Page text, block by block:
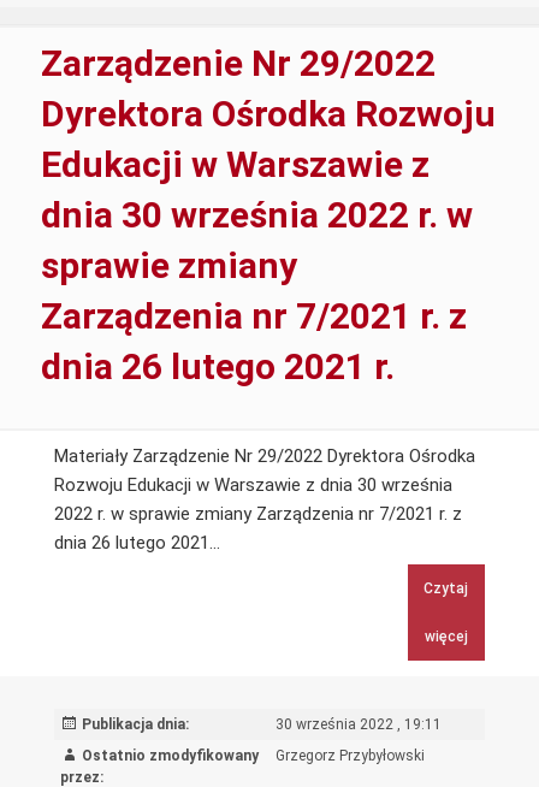
2022r
w
sprawie
powołania
w
ORE
Warszawie
Zespołu
Rekrutacyjnego
Zarządzenie Nr 29/2022
Dyrektora Ośrodka Rozwoju
Edukacji w Warszawie z
dnia 30 września 2022 r. w
sprawie zmiany
Zarządzenia nr 7/2021 r. z
dnia 26 lutego 2021 r.
Materiały Zarządzenie Nr 29/2022 Dyrektora Ośrodka
Rozwoju Edukacji w Warszawie z dnia 30 września
2022 r. w sprawie zmiany Zarządzenia nr 7/2021 r. z
dnia 26 lutego 2021…
Czytaj
więcej
Edukacji
Publikacja dnia:
30 września 2022 , 19:11
Ostatnio zmodyfikowany
przez:
Grzegorz Przybyłowski